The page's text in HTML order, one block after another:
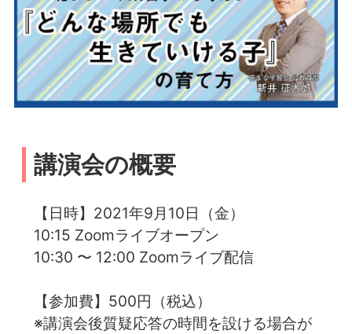
講演会の概要
【日時】2021年9月10日（金）
10:15 Zoomライブオープン
10:30 〜 12:00 Zoomライブ配信
【参加費】500円（税込）
※講演会後質疑応答の時間を設ける場合が